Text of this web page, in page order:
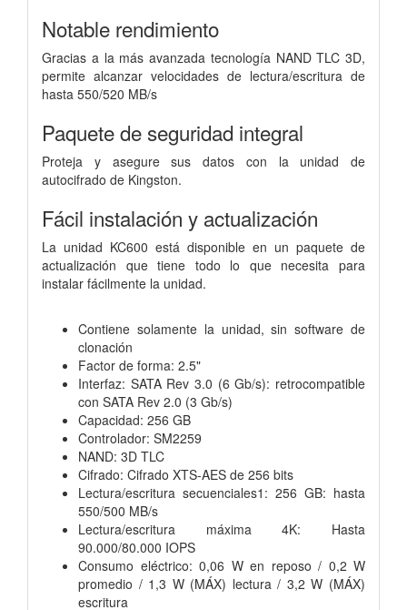
Notable rendimiento
Gracias a la más avanzada tecnología NAND TLC 3D,
permite alcanzar velocidades de lectura/escritura de
hasta 550/520 MB/s
Paquete de seguridad integral
Proteja y asegure sus datos con la unidad de
autocifrado de Kingston.
Fácil instalación y actualización
La unidad KC600 está disponible en un paquete de
actualización que tiene todo lo que necesita para
instalar fácilmente la unidad.
Contiene solamente la unidad, sin software de
clonación
Factor de forma: 2.5"
Interfaz: SATA Rev 3.0 (6 Gb/s): retrocompatible
con SATA Rev 2.0 (3 Gb/s)
Capacidad: 256 GB
Controlador: SM2259
NAND: 3D TLC
Cifrado: Cifrado XTS-AES de 256 bits
Lectura/escritura secuenciales1: 256 GB: hasta
550/500 MB/s
Lectura/escritura máxima 4K: Hasta
90.000/80.000 IOPS
Consumo eléctrico: 0,06 W en reposo / 0,2 W
promedio / 1,3 W (MÁX) lectura / 3,2 W (MÁX)
escritura